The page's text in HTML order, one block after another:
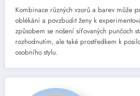
Kombinace různých vzorů a barev může
oblékání a povzbudit ženy k
způsobem se nošení síťovaných punčoch
rozhodnutím, ale také prostředkem k
osobního stylu.